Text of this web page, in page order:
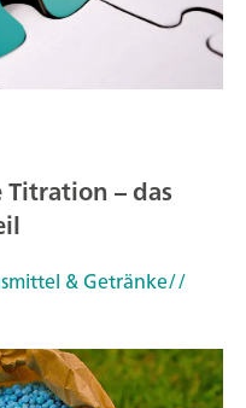
– das
& Getränke//